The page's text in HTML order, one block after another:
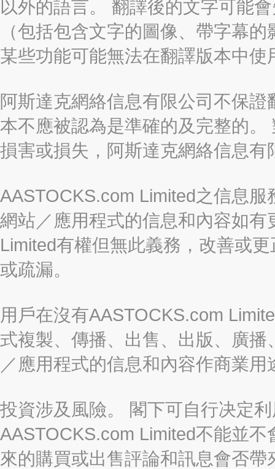
以外的語言。 翻譯後的文字可能
（包括包含文字的圖像、帶字幕
某些功能可能無法在翻譯版本中使
阿斯達克網絡信息有限公司不保
本不應被認為是準確的及完整的
損害或損失，阿斯達克網絡信息
AASTOCKS.com Limited之信息
網站／應用程式的信息和內容如
Limited有權但無此義務，改善或
或疏漏。
用戶在沒有AASTOCKS.com
式複製、傳播、出售、出版、廣
／應用程式的信息和內容作商業用
投資涉及風險。 閣下可自行决定
AASTOCKS.com Limited不能並
來的購買或出售評論和訊息會否